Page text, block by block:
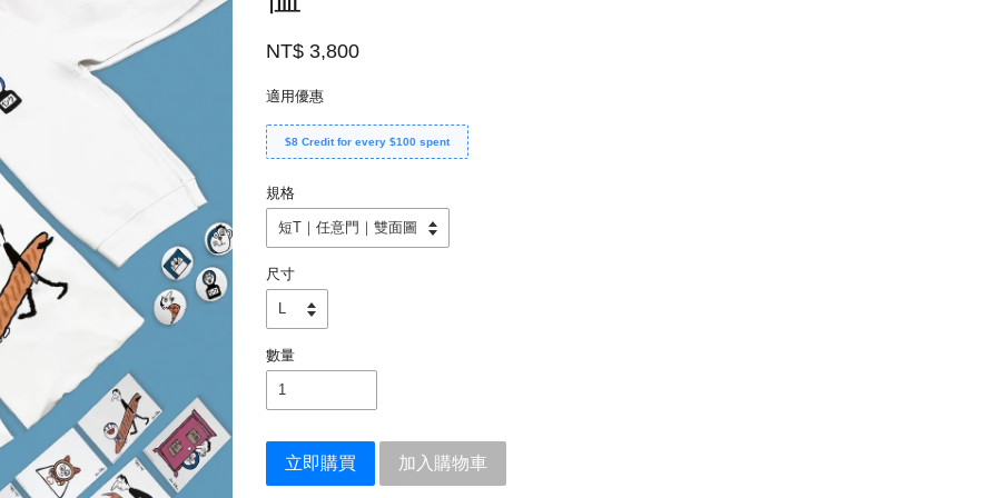
NT$ 3,800
適用優惠
$8 Credit for every $100 spent
規格
尺寸
數量
立即購買 加入購物車